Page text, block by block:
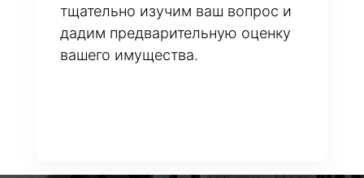
тщательно изучим ваш вопрос и
дадим предварительную оценку
вашего имущества.